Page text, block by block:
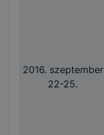
2016. szeptember
22-25.